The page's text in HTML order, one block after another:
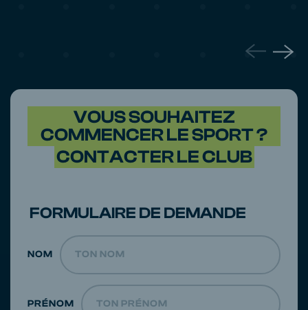
VOUS SOUHAITEZ
COMMENCER LE SPORT ?
CONTACTER LE CLUB
FORMULAIRE DE DEMANDE
NOM
PRÉNOM